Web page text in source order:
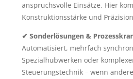
anspruchsvolle Einsätze. Hier
Konstruktionsstärke und
✔ Sonderlösungen &
Automatisiert, mehrfach
Spezialhubwerken oder
Steuerungstechnik – wenn